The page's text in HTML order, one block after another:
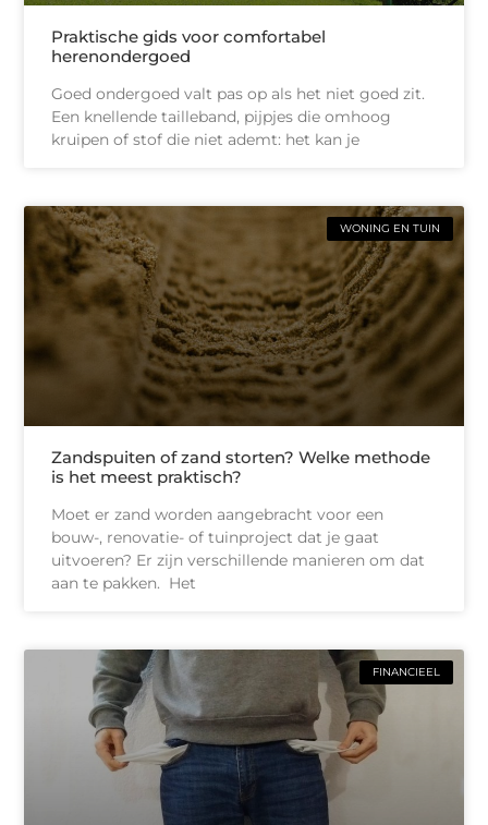
Praktische gids voor comfortabel
herenondergoed
Goed ondergoed valt pas op als het niet goed zit.
Een knellende tailleband, pijpjes die omhoog
kruipen of stof die niet ademt: het kan je
WONING EN TUIN
Zandspuiten of zand storten? Welke methode
is het meest praktisch?
Moet er zand worden aangebracht voor een
bouw-, renovatie- of tuinproject dat je gaat
uitvoeren? Er zijn verschillende manieren om dat
aan te pakken. Het
FINANCIEEL